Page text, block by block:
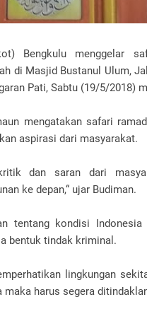
Bengkulu menggelar
di Masjid Bustanul Ulum,
Pati, Sabtu (19/5/2018)
mengatakan safari
aspirasi dari masyarakat.
dan saran dari
ke depan,“ ujar Budiman.
tentang kondisi
bentuk tindak kriminal.
lingkungan
harus segera